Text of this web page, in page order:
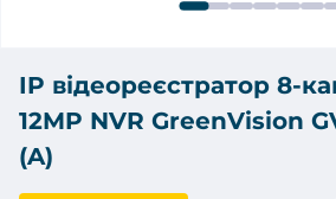
IP відеореєстратор 8-
12MP NVR GreenVision
(A)